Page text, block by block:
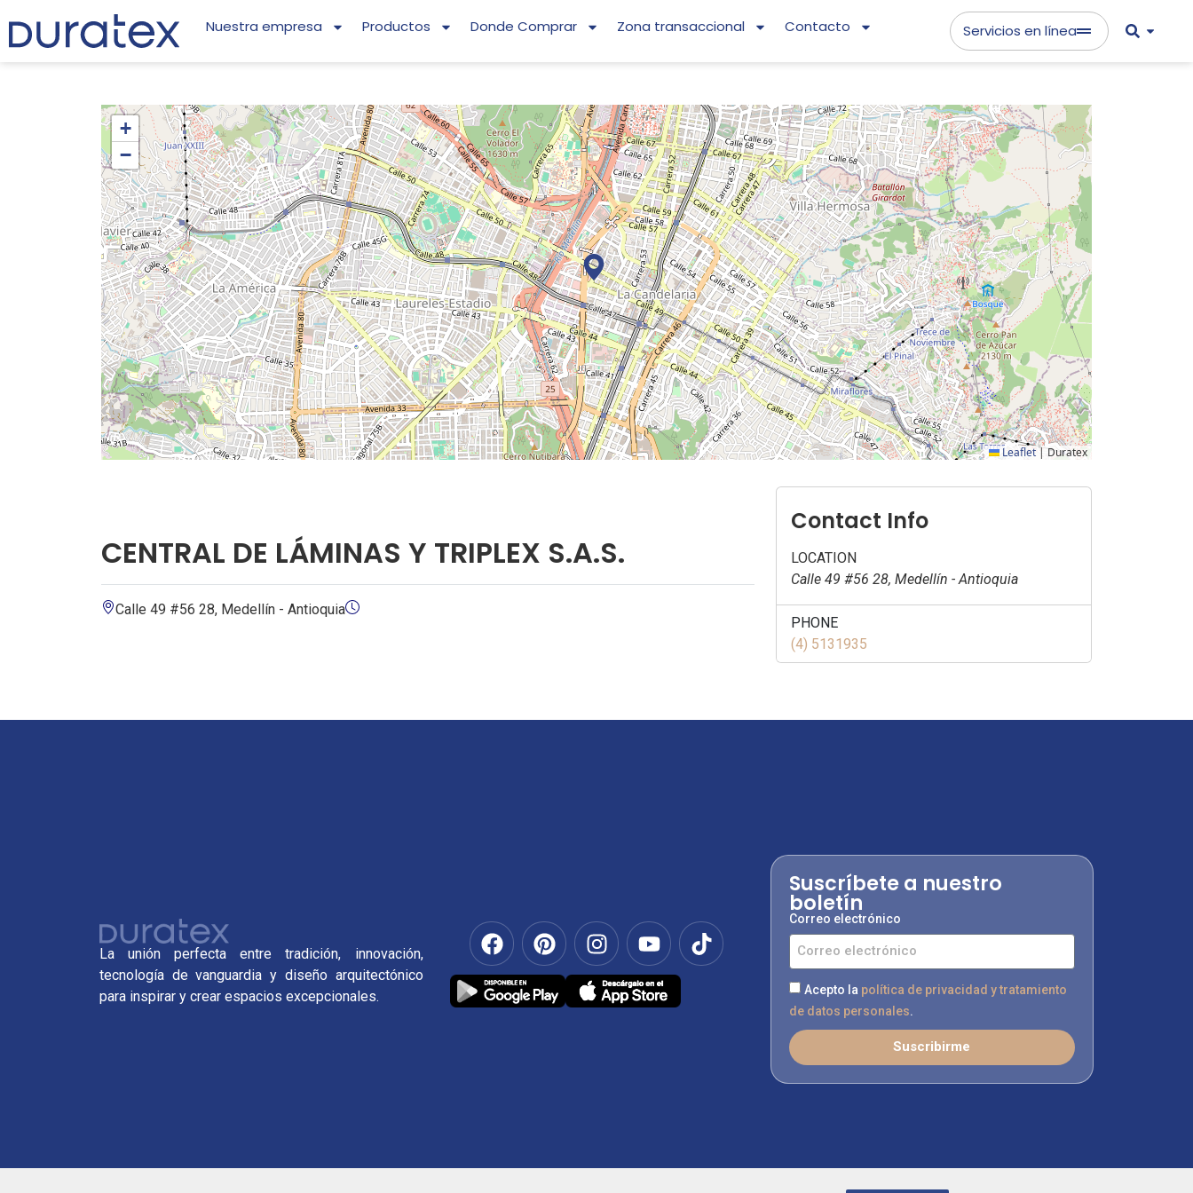
Nuestra empresa Productos Donde Comprar Zona transaccional Contacto Servicios en línea
+
−
Leaflet|Duratex
CENTRAL DE LÁMINAS Y TRIPLEX S.A.S.
Calle 49 #56 28, Medellín - Antioquia
Contact Info
LOCATION
Calle 49 #56 28, Medellín - Antioquia
PHONE
(4) 5131935
La unión perfecta entre tradición, innovación,
tecnología de vanguardia y diseño arquitectónico
para inspirar y crear espacios excepcionales.
Suscríbete a nuestro
boletín
Correo electrónico
Acepto la política de privacidad y tratamiento
de datos personales.
Suscribirme